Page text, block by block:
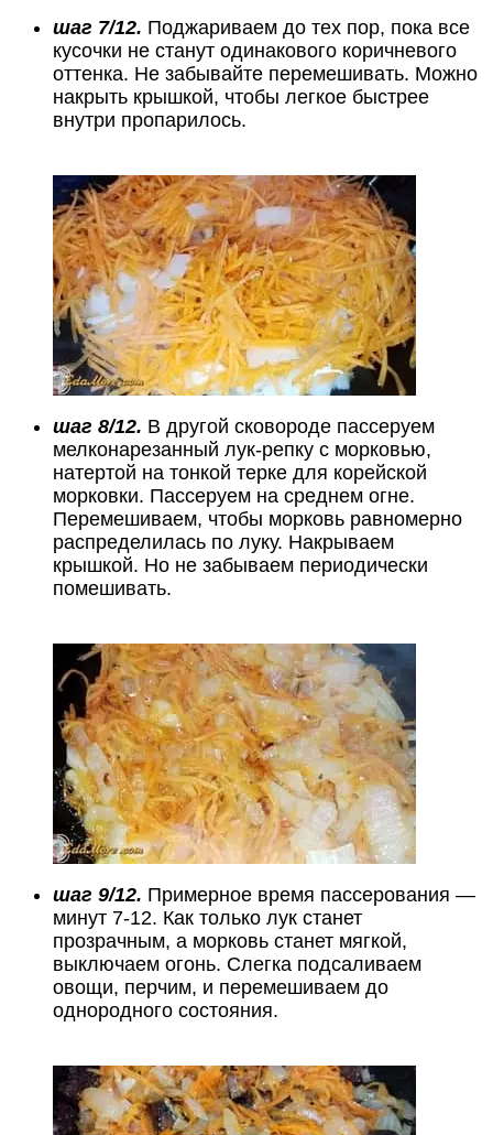
шаг 7/12. Поджариваем до тех пор, пока все
кусочки не станут одинакового коричневого
оттенка. Не забывайте перемешивать. Можно
накрыть крышкой, чтобы легкое быстрее
внутри пропарилось.
шаг 8/12. В другой сковороде пассеруем
мелконарезанный лук-репку с морковью,
натертой на тонкой терке для корейской
морковки. Пассеруем на среднем огне.
Перемешиваем, чтобы морковь равномерно
распределилась по луку. Накрываем
крышкой. Но не забываем периодически
помешивать.
шаг 9/12. Примерное время пассерования —
минут 7-12. Как только лук станет
прозрачным, а морковь станет мягкой,
выключаем огонь. Слегка подсаливаем
овощи, перчим, и перемешиваем до
однородного состояния.